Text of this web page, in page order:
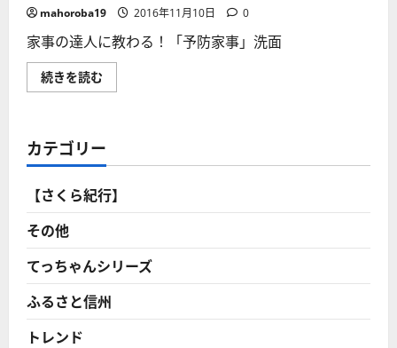
mahoroba19 2016年11月10日 0
家事の達人に教わる！「予防家事」洗面
続きを読む
事
教
わ
「予
防
家
面
台
編
に
つ
い
て
カテゴリー
【さくら紀行】
その他
てっちゃんシリーズ
ふるさと信州
トレンド